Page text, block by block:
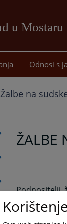
u Mostaru
Odnosi s
Žalbe na
ŽALBE
Podnositelji
pisarnici
mogu